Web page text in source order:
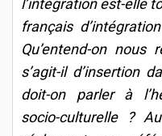
français
Qu’entend-on
s’agit-il d’insertion
doit-on parler à
socio-culturelle ?